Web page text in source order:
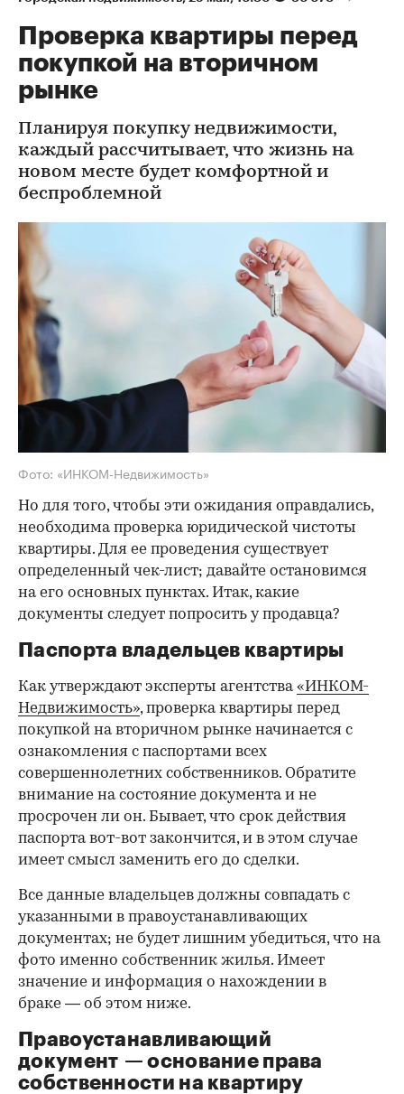
Проверка квартиры перед
покупкой на вторичном
рынке
Планируя покупку недвижимости,
каждый рассчитывает, что жизнь на
новом месте будет комфортной и
беспроблемной
Фото: «ИНКОМ-Недвижимость»
Но для того, чтобы эти ожидания оправдались,
необходима проверка юридической чистоты
квартиры. Для ее проведения существует
определенный чек-лист; давайте остановимся
на его основных пунктах. Итак, какие
документы следует попросить у продавца?
Паспорта владельцев квартиры
Как утверждают эксперты агентства«ИНКОМ-
Недвижимость», проверка квартиры перед
покупкой на вторичном рынке начинается с
ознакомления с паспортами всех
совершеннолетних собственников. Обратите
внимание на состояние документа и не
просрочен ли он. Бывает, что срок действия
паспорта вот-вот закончится, и в этом случае
имеет смысл заменить его до сделки.
00:00 / 00:00
Все данные владельцев должны совпадать с
указанными в правоустанавливающих
документах; не будет лишним убедиться, что на
фото именно собственник жилья. Имеет
значение и информация о нахождении в
браке — об этом ниже.
Правоустанавливающий
документ — основание права
собственности на квартиру